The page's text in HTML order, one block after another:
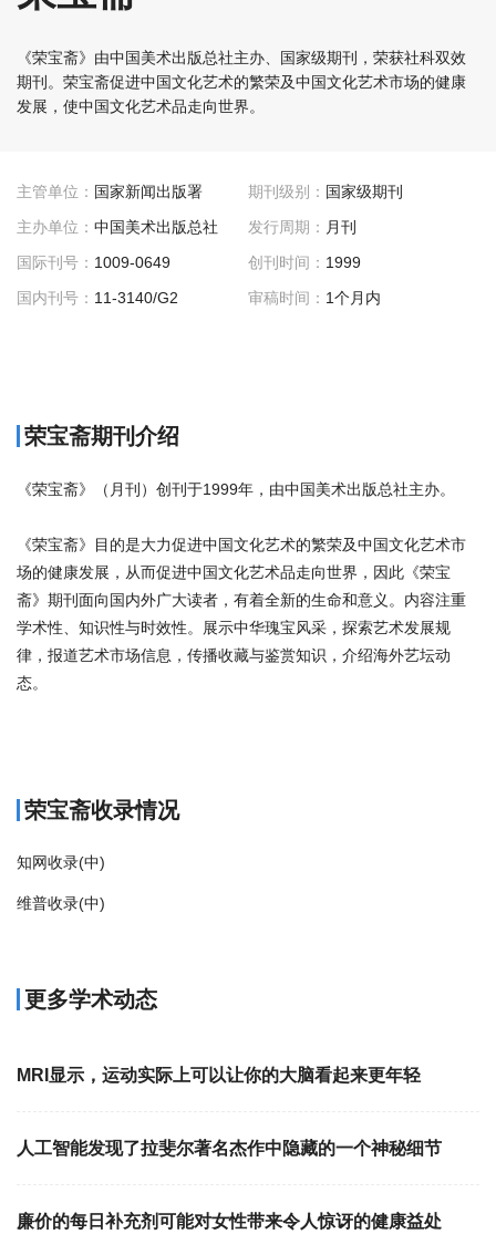
《荣宝斋》由中国美术出版总社主办、国家级期刊，荣获社科双效
期刊。荣宝斋促进中国文化艺术的繁荣及中国文化艺术市场的健康
发展，使中国文化艺术品走向世界。
主管单位： 国家新闻出版署
主办单位： 中国美术出版总社
国际刊号： 1009-0649
国内刊号： 11-3140/G2
期刊级别： 国家级期刊
发行周期： 月刊
创刊时间： 1999
审稿时间： 1个月内
荣宝斋期刊介绍
《荣宝斋》（月刊）创刊于1999年，由中国美术出版总社主办。
《荣宝斋》目的是大力促进中国文化艺术的繁荣及中国文化艺术市
场的健康发展，从而促进中国文化艺术品走向世界，因此《荣宝
斋》期刊面向国内外广大读者，有着全新的生命和意义。内容注重
学术性、知识性与时效性。展示中华瑰宝风采，探索艺术发展规
律，报道艺术市场信息，传播收藏与鉴赏知识，介绍海外艺坛动
态。
荣宝斋收录情况
知网收录(中)
维普收录(中)
更多学术动态
MRI显示，运动实际上可以让你的大脑看起来更年轻
人工智能发现了拉斐尔著名杰作中隐藏的一个神秘细节
廉价的每日补充剂可能对女性带来令人惊讶的健康益处